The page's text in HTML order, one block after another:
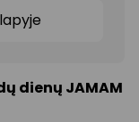
dienų JAMAM